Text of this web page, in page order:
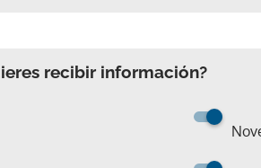
recibir información?